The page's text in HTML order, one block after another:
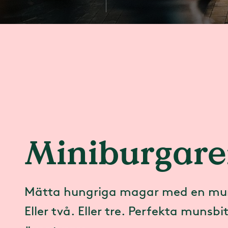
Mätta hungriga magar med en
Eller två. Eller tre. Perfekta